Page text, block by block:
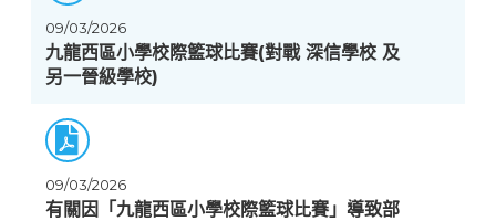
09/03/2026
九龍西區小學校際籃球比賽(對戰 深信學校 及
另一晉級學校)
09/03/2026
有關因「九龍西區小學校際籃球比賽」導致部